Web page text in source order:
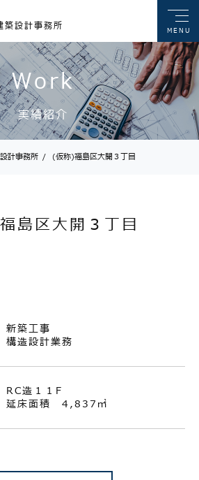
MENU
築設計事務所
Work
実績紹介
計事務所 / (仮称)福島区大開３丁目
島区大開３丁目
新築工事
構造設計業務
RC造１１F
延床面積 4,837㎡